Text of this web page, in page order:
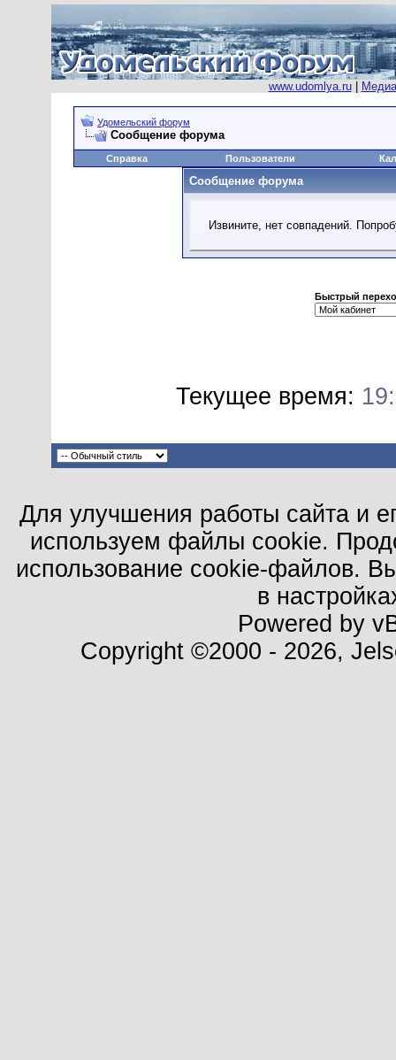
www.udomlya.ru|
Удомельский форум
Сообщение форума
Справка Пользователи
Сообщение форума
Извините, нет совпадений.
Быстрый
Текущее время:
Для улучшения работы сайта и
используем файлы cookie.
использование cookie-файлов.
в
Powered by
Copyright ©2000 - 2026,